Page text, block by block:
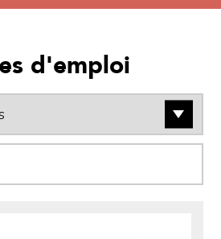
d'emploi